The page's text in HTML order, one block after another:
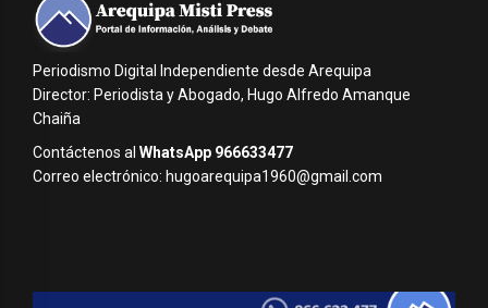
Periodismo Digital Independiente desde Arequipa
Director: Periodista y Abogado, Hugo Alfredo Amanque
Chaiña
Contáctenos al WhatsApp 966633477
Correo electrónico: hugoarequipa1960@gmail.com